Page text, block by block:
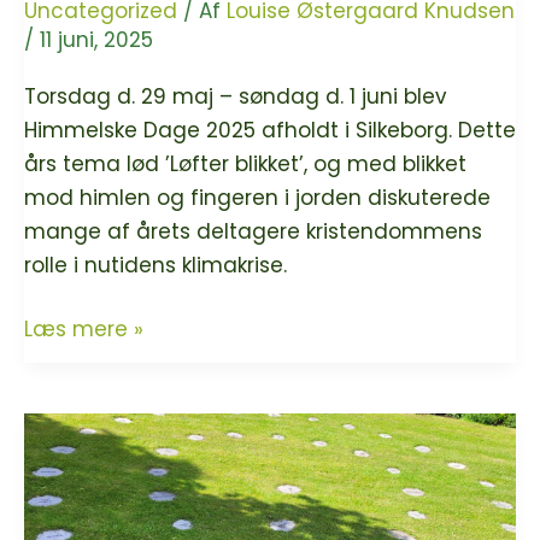
Uncategorized / Af Louise Østergaard Knudsen
/ 11 juni, 2025
Torsdag d. 29 maj – søndag d. 1 juni blev
Himmelske Dage 2025 afholdt i Silkeborg. Dette
års tema lød ’Løfter blikket’, og med blikket
mod himlen og fingeren i jorden diskuterede
mange af årets deltagere kristendommens
rolle i nutidens klimakrise.
Håb
–
Kirken
og
kristendommens
Læs mere »